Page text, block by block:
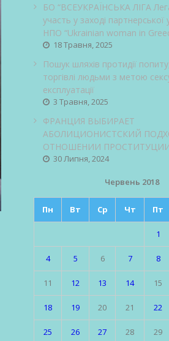
БО “ВСЕУКРАЇНСЬКА ЛІГА
участь у заході партнерської
НПО “Ukrainian woman in
18 Травня, 2025
Пошук шляхів протидії
торгівлі людьми з метою
експлуатації
3 Травня, 2025
ФРАНЦИЯ ВЫБИРАЕТ
АБОЛИЦИОНИСТСКИЙ
ОТНОШЕНИИ
30 Липня, 2024
Червень 2018
Пн Вт Ср Чт Пт
1
4 5 6 7 8
11 12 13 14 15
18 19 20 21 22
25 26 27 28 29